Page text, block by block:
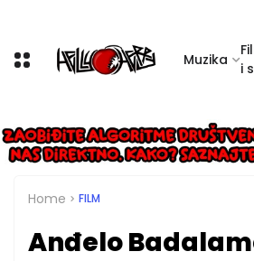
Muzika
i
Home FILM
Anđelo